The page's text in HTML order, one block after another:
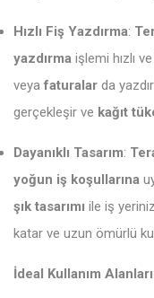
Hızlı Fiş Yazdırma:
yazdırma işlemi hızlı
veyafaturalar da
gerçekleşir ve kağıt
Dayanıklı Tasarım:
yoğun iş koşullarına
şık tasarımı ile iş
katar ve uzun ömürlü
İdeal Kullanım